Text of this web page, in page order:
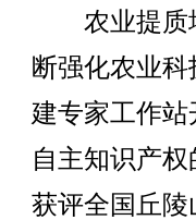
农业提质增
断强化农业
建专家工作
自主知识产
获评全国丘